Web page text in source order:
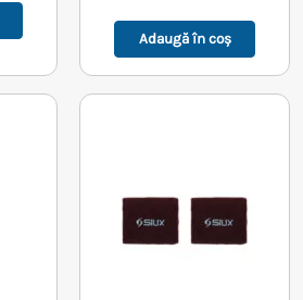
Adaugă în coș